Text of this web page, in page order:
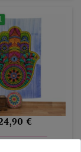
€